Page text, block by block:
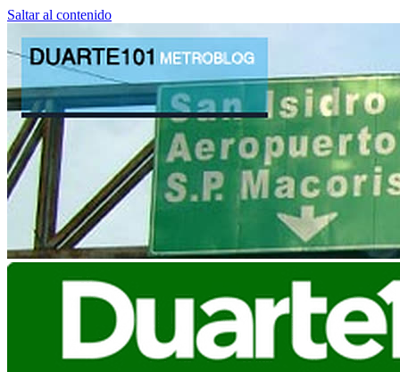
Saltar al contenido